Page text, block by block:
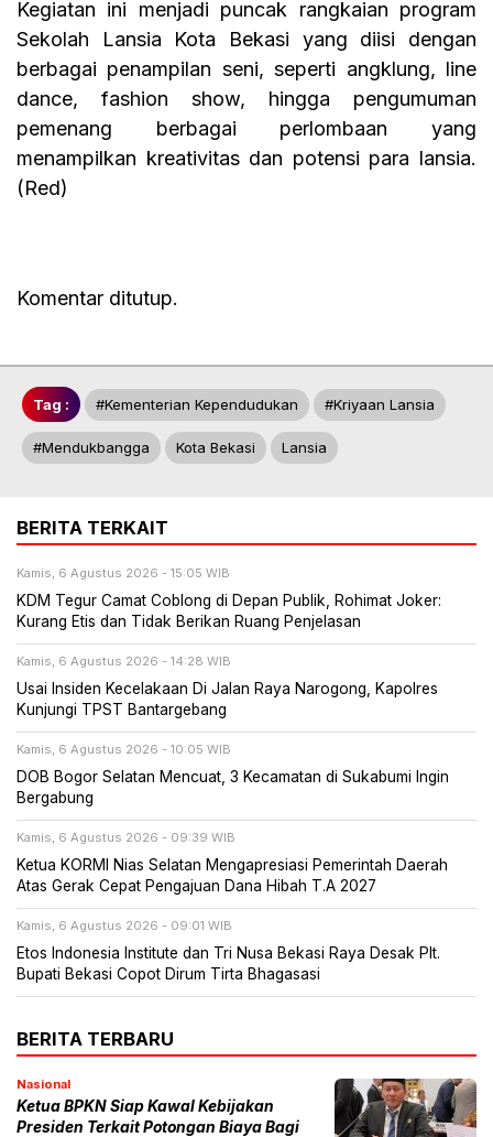
Kegiatan ini menjadi puncak rangkaian program
Sekolah Lansia Kota Bekasi yang diisi dengan
berbagai penampilan seni, seperti angklung, line
dance, fashion show, hingga pengumuman
pemenang berbagai perlombaan yang
menampilkan kreativitas dan potensi para lansia.
(Red)
Komentar ditutup.
Tag : #kementerian Kependudukan #kriyaan Lansia
#mendukbangga Kota Bekasi Lansia
BERITA TERKAIT
Kamis, 6 Agustus 2026 - 15:05 WIB
KDM Tegur Camat Coblong di Depan Publik, Rohimat Joker:
Kurang Etis dan Tidak Berikan Ruang Penjelasan
Kamis, 6 Agustus 2026 - 14:28 WIB
Usai Insiden Kecelakaan Di Jalan Raya Narogong, Kapolres
Kunjungi TPST Bantargebang
Kamis, 6 Agustus 2026 - 10:05 WIB
DOB Bogor Selatan Mencuat, 3 Kecamatan di Sukabumi Ingin
Bergabung
Kamis, 6 Agustus 2026 - 09:39 WIB
Ketua KORMI Nias Selatan Mengapresiasi Pemerintah Daerah
Atas Gerak Cepat Pengajuan Dana Hibah T.A 2027
Kamis, 6 Agustus 2026 - 09:01 WIB
Etos Indonesia Institute dan Tri Nusa Bekasi Raya Desak Plt.
Bupati Bekasi Copot Dirum Tirta Bhagasasi
BERITA TERBARU
Nasional
Ketua BPKN Siap Kawal Kebijakan
Presiden Terkait Potongan Biaya Bagi